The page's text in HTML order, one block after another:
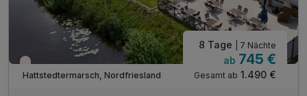
Nur noch Restplätze
Hattstedtermarsch, Nordfriesland
8 Tage | 7 Nächte
ab 745 €
Gesamt ab 1.490 €